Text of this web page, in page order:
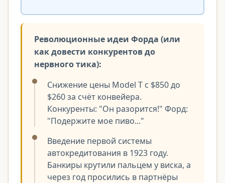
Революционные идеи Форда (или
как довести конкурентов до
нервного тика):
Снижение цены Model T с $850 до
$260 за счёт конвейера.
Конкуренты: "Он разорится!" Форд:
"Подержите мое пиво..."
Введение первой системы
автокредитования в 1923 году.
Банкиры крутили пальцем у виска, а
через год просились в партнёры